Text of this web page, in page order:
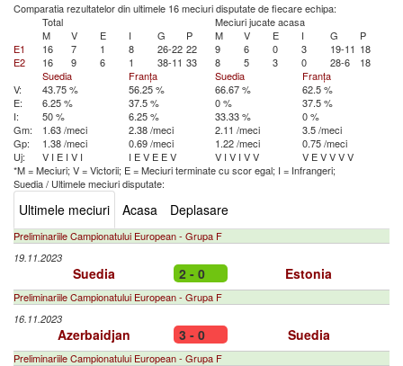
Comparatia rezultatelor din ultimele 16 meciuri disputate de fiecare echipa:
Total
Meciuri jucate acasa
M
V E I G P M V E I G
P
E1
16 7 1 8 26-22 22 9 6 0 3 19-11 18
E2
16 9 6 1 38-11 33 8 5 3 0 28-6
18
Suedia
Franța Suedia
Franța
V:
43.75 % 56.25 % 66.67 %
62.5 %
E:
6.25 % 37.5 % 0 %
37.5 %
I:
50 % 6.25 % 33.33 %
0 %
Gm:
1.63 /meci 2.38 /meci 2.11 /meci
3.5 /meci
Gp:
1.38 /meci 0.69 /meci 1.22 /meci
0.75 /meci
Uj:
V I E I V I I EV E EV V I V I VV V EVVVV
*M = Meciuri; V = Victorii; E = Meciuri terminate cu scor egal; I = Infrangeri;
Suedia/ Ultimele meciuri disputate:
Ultimele meciuri Acasa Deplasare
Preliminariile Campionatului European - Grupa F
19.11.2023
Suedia 2 - 0 Estonia
Preliminariile Campionatului European - Grupa F
16.11.2023
Azerbaidjan 3 - 0 Suedia
Preliminariile Campionatului European - Grupa F